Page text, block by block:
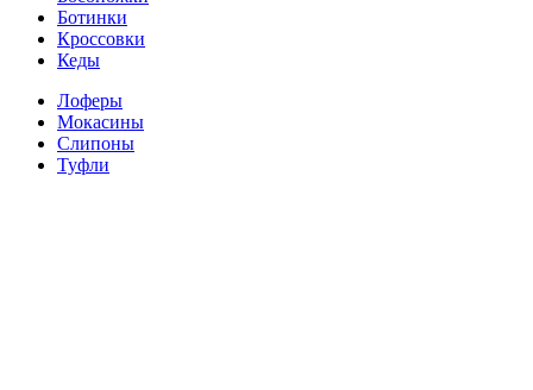
Ботинки
Кроссовки
Кеды
Лоферы
Мокасины
Слипоны
Туфли